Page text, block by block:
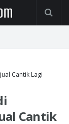
Cantik Lagi
Cantik